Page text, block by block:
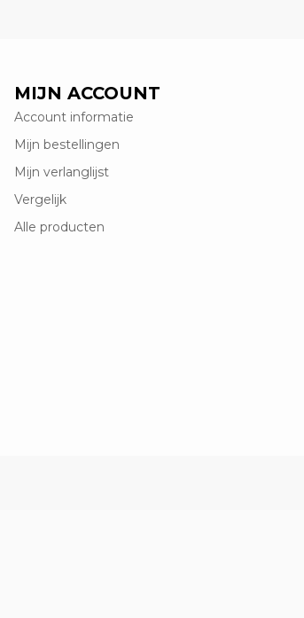
MIJN ACCOUNT
Account informatie
Mijn bestellingen
Mijn verlanglijst
Vergelijk
Alle producten